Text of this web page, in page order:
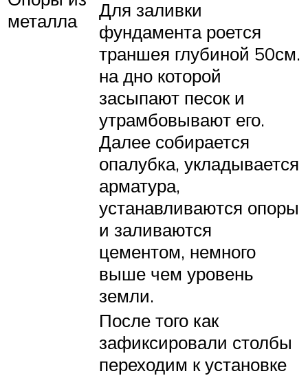
металла
Для заливки
фундамента роется
траншея глубиной 50см.
на дно которой
засыпают песок и
утрамбовывают его.
Далее собирается
опалубка, укладывается
арматура,
устанавливаются опоры
и заливаются
цементом, немного
выше чем уровень
земли.
После того как
зафиксировали столбы
переходим к установке